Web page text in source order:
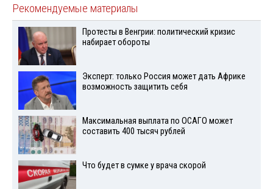
Рекомендуемые материалы
Протесты в Венгрии: политический кризис
набирает обороты
Эксперт: только Россия может дать Африке
возможность защитить себя
Максимальная выплата по ОСАГО может
составить 400 тысяч рублей
Что будет в сумке у врача скорой